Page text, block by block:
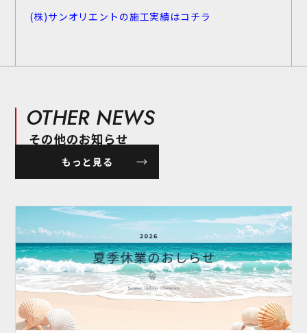
施工事例 お客様の声
(株)サンオリエントの施工実績はコチラ
OTHER NEWS
その他のお知らせ
もっと見る